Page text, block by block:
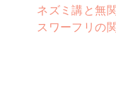
ネズミ講と無
スワーフリの